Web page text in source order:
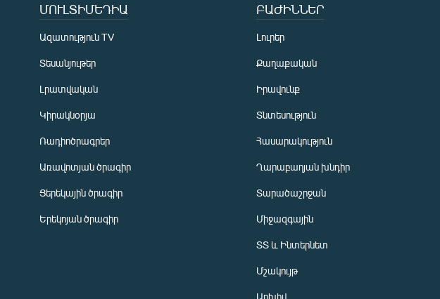
ՄՈՒԼՏԻՄԵԴԻԱ
Ազատություն TV
Տեսանյութեր
Լրատվական
Կիրակնօրյա
Ռադիոծրագրեր
Առավոտյան ծրագիր
Ցերեկային ծրագիր
Երեկոյան ծրագիր
ԲԱԺԻՆՆԵՐ
Լուրեր
Քաղաքական
Իրավունք
Տնտեսություն
Հասարակություն
Ղարաբաղյան խնդիր
Տարածաշրջան
Միջազգային
ՏՏ և Ինտերնետ
Մշակույթ
Արխիվ